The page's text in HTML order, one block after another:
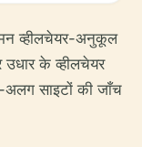
व्हीलचेयर-अनुकूल
के व्हीलचेयर
साइटों की जाँच